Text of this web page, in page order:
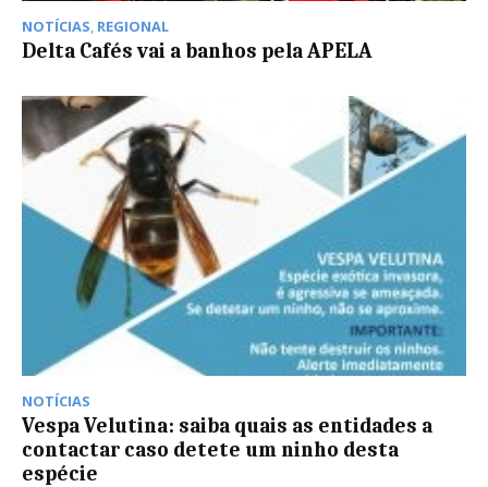
NOTÍCIAS, REGIONAL
Delta Cafés vai a banhos pela APELA
NOTÍCIAS
Vespa Velutina: saiba quais as entidades a
contactar caso detete um ninho desta
espécie